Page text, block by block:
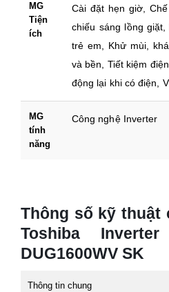
MG
Tiện
ích
Cài đặt hẹn giờ,
chiếu sáng lồng
trẻ em, Khử mùi,
và bền, Tiết kiệm
động lại khi có điện,
MG
tính
năng
Công nghệ Inverter
Thông số kỹ thuật
Toshiba
DUG1600WV SK
Thông tin chung